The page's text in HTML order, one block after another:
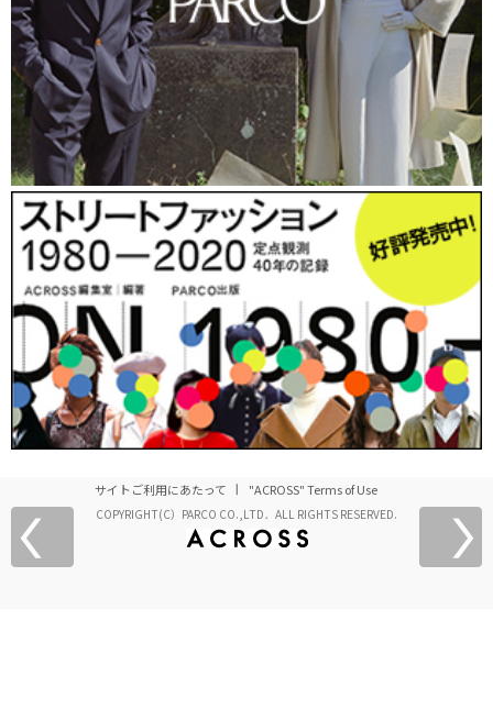
サイトご利用にあたって "ACROSS" Terms of Use
COPYRIGHT(C）PARCO CO.,LTD．ALL RIGHTS RESERVED.